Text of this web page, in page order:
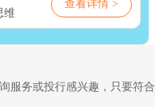
服务或投行感兴趣，只要符合